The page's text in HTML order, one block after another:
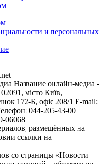
и персональных
Название онлайн-медиа -
місто Київ,
172-Б, офіс 208/1 E-mail:
044-205-43-00
06068
размещённых на
ссылки на
со страницы «Новости